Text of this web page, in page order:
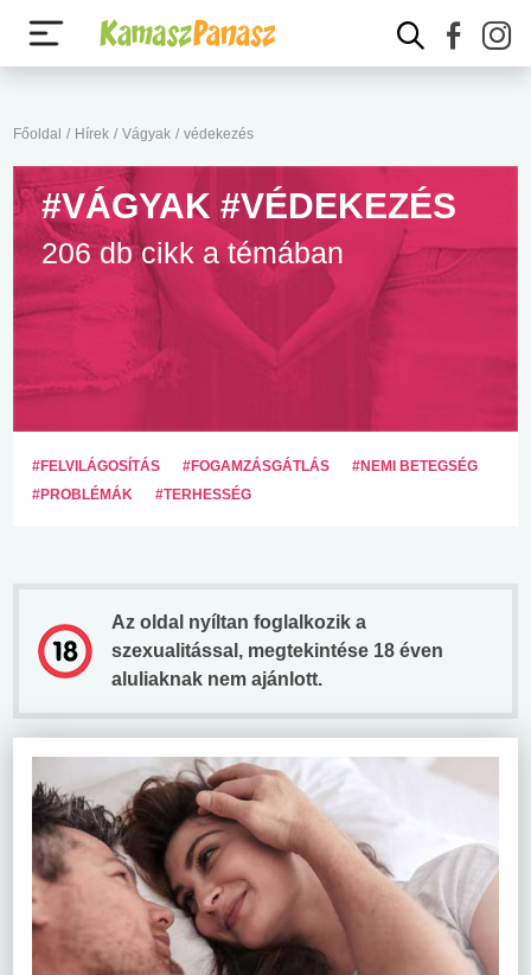
Főoldal / Hírek / Vágyak / védekezés
#VÁGYAK #VÉDEKEZÉS
206 db cikk a témában
#FELVILÁGOSÍTÁS #FOGAMZÁSGÁTLÁS
#NEMI BETEGSÉG
#PROBLÉMÁK
#TERHESSÉG
Az oldal nyíltan foglalkozik a
szexualitással, megtekintése 18 éven
aluliaknak nem ajánlott.